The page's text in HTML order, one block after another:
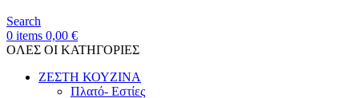
Search
0 items 0,00 €
OΛΕΣ ΟΙ ΚΑΤΗΓΟΡΙΕΣ
ΖΕΣΤΗ ΚΟΥΖΙΝΑ
Πλατό- Εστίες